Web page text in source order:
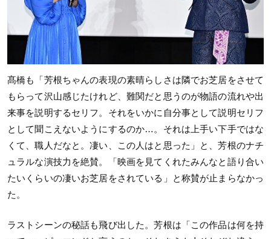
髙橋も「芳根ちゃんの表現の素晴らしさは隣でお芝居をさせて
もらって沢山感じたけれど、難関だと思うのが物語の流れや出
来事を説明するセリフ。それをいかに自分事として説明セリフ
として聞こえないようにするのか…。それは上手い下手ではな
くて、職人だなと。凄い、この人はと思った」と、芳根のナチ
ュラルな演技力を絶賛。「映画を見てくれたみんなと語り合い
たいくらいの凄いお芝居をされている」と称賛が止まらなかっ
た。
ラストシーンの秘話も飛び出した。芳根は「この作品は何を持